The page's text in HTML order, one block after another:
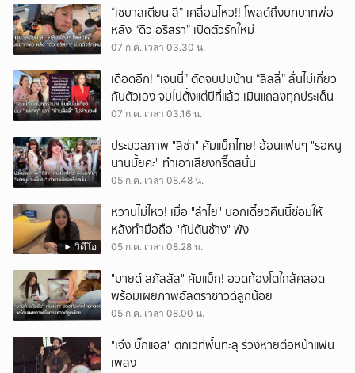
“เซบาสเตียน ลี” เคลื่อนไหว!! โพสต์ถึงบทบาทพ่อ
หลัง “ดิว อริสรา” เปิดตัวรักใหม่
07 ก.ค. เวลา 03.30 น.
เดือดอีก! “เจนนี่” ตัดจบปมบ้าน “ลิลลี่” ลั่นไม่เกี่ยว
กับตัวเอง จบไปตั้งแต่ปีที่แล้ว เมินแถลงทุกประเด็น
07 ก.ค. เวลา 03.16 น.
ประมวลภาพ "ลิซ่า" คัมแบ็กไทย! อ้อนแฟนๆ "รอหนู
นานมั้ยคะ" ทำเอาเสียงกรี๊ดสนั่น
05 ก.ค. เวลา 08.48 น.
วิดีโอ
หวานไม่ไหว! เมื่อ "ลำไย" บอกเดี๋ยวคืนนี้ซ่อมให้
หลังทำมือถือ "กัปตันช้าง" พัง
05 ก.ค. เวลา 08.28 น.
"มายด์ ลภัสลัล" คัมแบ็ก! อวดท้องโตใกล้คลอด
พร้อมเผยภาพอัลตราซาวด์ลูกน้อย
05 ก.ค. เวลา 08.00 น.
่้ั้"เจ๋ง บิ๊กแอส" ตกเวทีพื้นทะลุ ร่วงหายต่อหน้าแฟน
เพลง